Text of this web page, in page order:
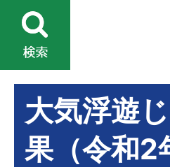
大気浮遊
果（令和2